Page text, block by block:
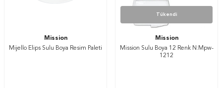
Mission
Mijello Elips Sulu Boya Resim Paleti
Tükendi
Mission
Mission Sulu Boya 12 Renk N:Mpw-
1212